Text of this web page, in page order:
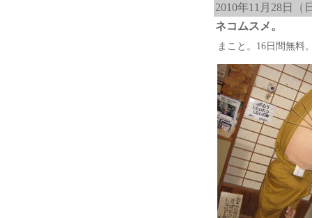
2010年11月28日（
ネコムスメ。
まこと。16日間無料